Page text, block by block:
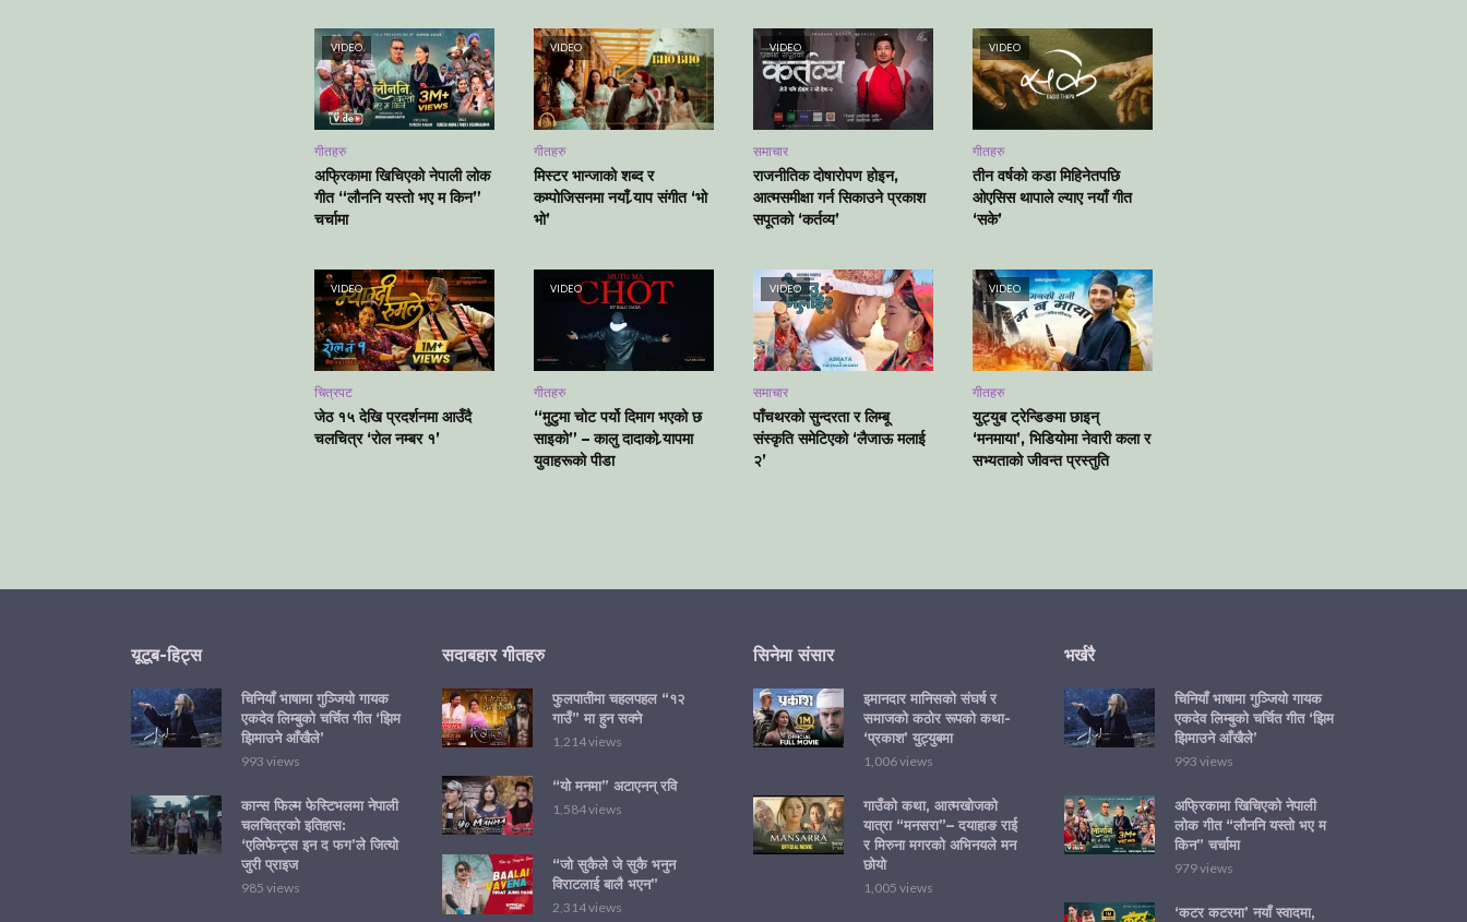
VIDEO
गीतहरु
अफ्रिकामा खिचिएको नेपाली लोक
गीत “लौननि यस्तो भए म किन”
चर्चामा
VIDEO
गीतहरु
मिस्टर भान्जाको शब्द र
कम्पोजिसनमा नयाँ र्‍याप संगीत ‘भो
भो’
VIDEO
समाचार
राजनीतिक दोषारोपण होइन,
आत्मसमीक्षा गर्न सिकाउने प्रकाश
सपूतको ‘कर्तव्य’
VIDEO
गीतहरु
तीन वर्षको कडा मिहिनेतपछि
ओएसिस थापाले ल्याए नयाँ गीत
‘सके’
VIDEO
चित्रपट
जेठ १५ देखि प्रदर्शनमा आउँदै
चलचित्र ‘रोल नम्बर १’
VIDEO
गीतहरु
“मुटुमा चोट पर्यो दिमाग भएको छ
साइको” – कालु दादाको र्‍यापमा
युवाहरूको पीडा
VIDEO
समाचार
पाँचथरको सुन्दरता र लिम्बू
संस्कृति समेटिएको ‘लैजाऊ मलाई
२’
VIDEO
गीतहरु
युट्युब ट्रेन्डिङमा छाइन्
‘मनमाया’, भिडियोमा नेवारी कला र
सभ्यताको जीवन्त प्रस्तुति
यूटूब-हिट्स
चिनियाँ भाषामा गुञ्जियो गायक
एकदेव लिम्बुको चर्चित गीत ‘झिम
झिमाउने आँखैले’
993 views
कान्स फिल्म फेस्टिभलमा नेपाली
चलचित्रको इतिहास:
‘एलिफेन्ट्स इन द फग’ले जित्यो
जुरी प्राइज
985 views
सदाबहार गीतहरु
फुलपातीमा चहलपहल “१२
गाउँ” मा हुन सक्ने
1,214 views
“यो मनमा” अटाएनन् रवि
1,584 views
“जो सुकैले जे सुकै भनुन
विराटलाई बालै भएन”
2,314 views
सिनेमा संसार
इमानदार मानिसको संघर्ष र
समाजको कठोर रूपको कथा-
‘प्रकाश’ युट्युबमा
1,006 views
गाउँको कथा, आत्मखोजको
यात्रा “मनसरा”– दयाहाङ राई
र मिरुना मगरको अभिनयले मन
छोयो
1,005 views
भर्खरै
चिनियाँ भाषामा गुञ्जियो गायक
एकदेव लिम्बुको चर्चित गीत ‘झिम
झिमाउने आँखैले’
993 views
अफ्रिकामा खिचिएको नेपाली
लोक गीत “लौननि यस्तो भए म
किन” चर्चामा
979 views
‘कटर कटरमा’ नयाँ स्वादमा,